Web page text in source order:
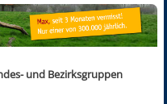
und Bezirksgruppen